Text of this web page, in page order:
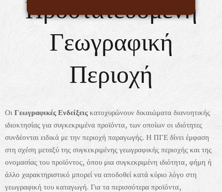
Προστατευόμενη
Γεωγραφική
Περιοχή
Οι Γεωγραφικές Ενδείξειςκατοχυρώνουν δικαιώματα διανοητικής
ιδιοκτησίας για συγκεκριμένα προϊόντα, των οποίων οι ιδιότητες
συνδέονται ειδικά με την περιοχή παραγωγής. Η ΠΓΕ δίνει έμφαση
στη σχέση μεταξύ της συγκεκριμένης γεωγραφικής περιοχής και της
ονομασίας του προϊόντος, όπου μια συγκεκριμένη ιδιότητα, φήμη ή
άλλο χαρακτηριστικό μπορεί να αποδοθεί κατά κύριο λόγο στη
γεωγραφική του καταγωγή. Για τα περισσότερα προϊόντα,